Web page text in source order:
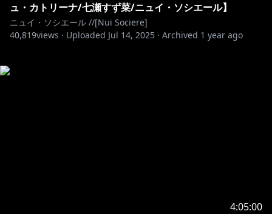
ュ・カトリーナ/七瀬すず菜/ニュイ・ソシエール】
ニュイ・ソシエール //[Nui Sociere]
40,819views · Uploaded Jul 14, 2025 · Archived 1 year ago
4:05:00